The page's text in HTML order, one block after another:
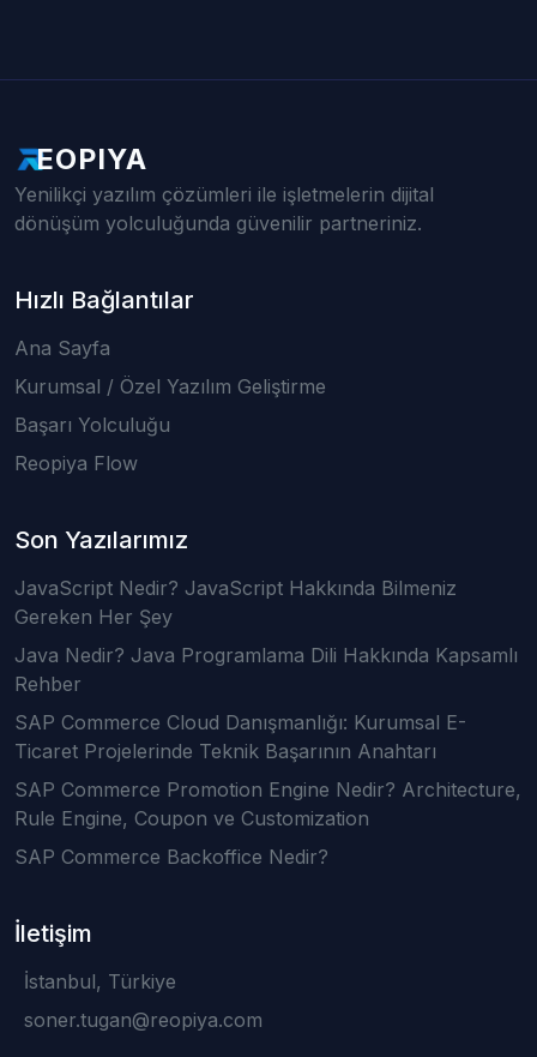
EOPIYA
Yenilikçi yazılım çözümleri ile işletmelerin dijital
dönüşüm yolculuğunda güvenilir partneriniz.
Hızlı Bağlantılar
Ana Sayfa
Kurumsal / Özel Yazılım Geliştirme
Başarı Yolculuğu
Reopiya Flow
Son Yazılarımız
JavaScript Nedir? JavaScript Hakkında Bilmeniz
Gereken Her Şey
Java Nedir? Java Programlama Dili Hakkında Kapsamlı
Rehber
SAP Commerce Cloud Danışmanlığı: Kurumsal E-
Ticaret Projelerinde Teknik Başarının Anahtarı
SAP Commerce Promotion Engine Nedir? Architecture,
Rule Engine, Coupon ve Customization
SAP Commerce Backoffice Nedir?
İletişim
İstanbul, Türkiye
soner.tugan@reopiya.com